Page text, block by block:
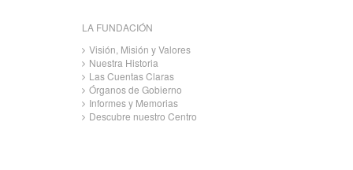
LA FUNDACIÓN
Visión, Misión y Valores
Nuestra Historia
Las Cuentas Claras
Órganos de Gobierno
Informes y Memorias
Descubre nuestro Centro